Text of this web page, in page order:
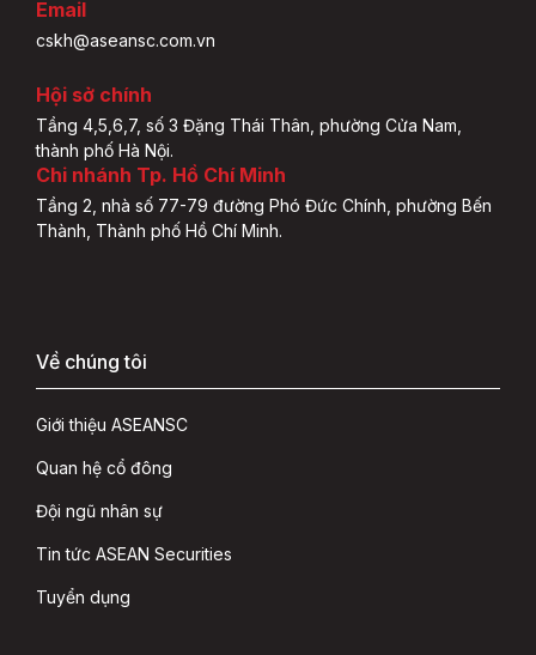
Email
cskh@aseansc.com.vn
Hội sở chính
Tầng 4,5,6,7, số 3 Đặng Thái Thân, phường Cửa Nam,
thành phố Hà Nội.
Chi nhánh Tp. Hồ Chí Minh
Tầng 2, nhà số 77-79 đường Phó Đức Chính, phường Bến
Thành, Thành phố Hồ Chí Minh.
Về chúng tôi
Giới thiệu ASEANSC
Quan hệ cổ đông
Đội ngũ nhân sự
Tin tức ASEAN Securities
Tuyển dụng